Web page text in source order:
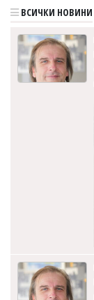
ВСИЧКИ НОВИНИ